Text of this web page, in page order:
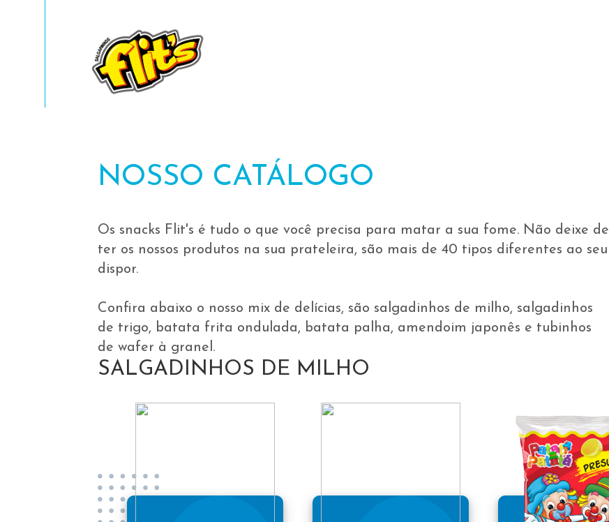
+
MAIS SABOR!
NOSSO CATÁLOGO
Os snacks Flit's é tudo o que você precisa para matar a sua fome. Não deixe de
ter os nossos produtos na sua prateleira, são mais de 40 tipos diferentes ao seu
dispor.
Confira abaixo o nosso mix de delícias, são salgadinhos de milho, salgadinhos
de trigo, batata frita ondulada, batata palha, amendoim japonês e tubinhos
de wafer à granel.
SALGADINHOS DE MILHO